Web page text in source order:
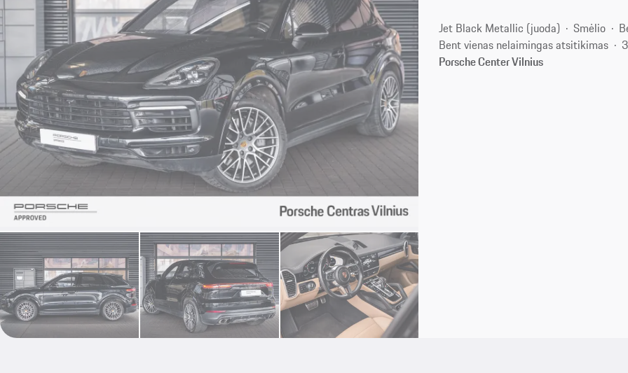
Jet Black Metallic (juoda) Smėlio
Bent vienas nelaimingas atsitikimas
Porsche Center Vilnius